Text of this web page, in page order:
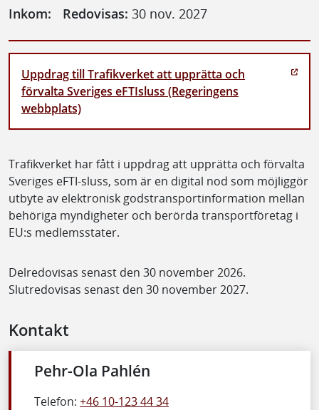
Inkom: Redovisas: 30 nov. 2027
Uppdrag till Trafikverket att upprätta och
förvalta Sveriges eFTIsluss (Regeringens
webbplats)
Trafikverket har fått i uppdrag att upprätta och förvalta
Sveriges eFTI-sluss, som är en digital nod som möjliggör
utbyte av elektronisk godstransportinformation mellan
behöriga myndigheter och berörda transportföretag i
EU:s medlemsstater.
Delredovisas senast den 30 november 2026.
Slutredovisas senast den 30 november 2027.
Kontakt
Pehr-Ola Pahlén
Telefon: +46 10-123 44 34